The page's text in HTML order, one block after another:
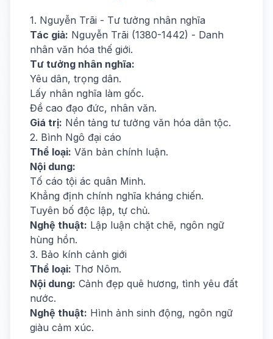
1. Nguyễn Trãi - Tư tưởng nhân nghĩa
Tác giả: Nguyễn Trãi (1380-1442) - Danh
nhân văn hóa thế giới.
Tư tưởng nhân nghĩa:
Yêu dân, trọng dân.
Lấy nhân nghĩa làm gốc.
Đề cao đạo đức, nhân văn.
Giá trị: Nền tảng tư tưởng văn hóa dân tộc.
2. Bình Ngô đại cáo
Thể loại: Văn bản chính luận.
Nội dung:
Tố cáo tội ác quân Minh.
Khẳng định chính nghĩa kháng chiến.
Tuyên bố độc lập, tự chủ.
Nghệ thuật: Lập luận chặt chẽ, ngôn ngữ
hùng hồn.
3. Bảo kính cảnh giới
Thể loại: Thơ Nôm.
Nội dung: Cảnh đẹp quê hương, tình yêu đất
nước.
Nghệ thuật: Hình ảnh sinh động, ngôn ngữ
giàu cảm xúc.